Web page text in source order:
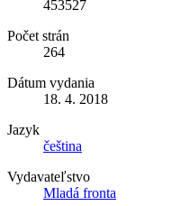
453527
Počet strán
264
Dátum vydania
18. 4. 2018
Jazyk
čeština
Vydavateľstvo
Mladá fronta